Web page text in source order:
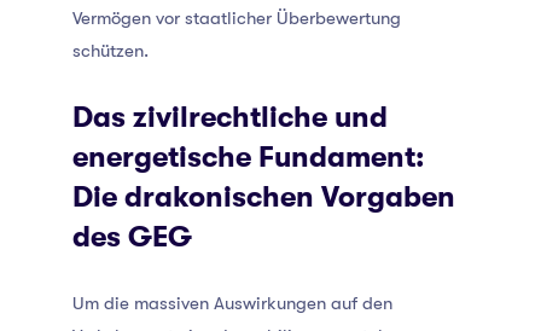
Vermögen vor staatlicher Überbewertung
schützen.
Das zivilrechtliche und
energetische Fundament:
Die drakonischen Vorgaben
des GEG
Um die massiven Auswirkungen auf den